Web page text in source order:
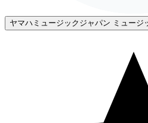
ヤマハミュージックジャパン ミュージ